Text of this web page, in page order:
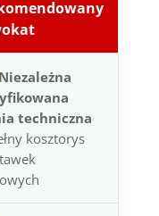
Niezależna
techniczna
kosztorys